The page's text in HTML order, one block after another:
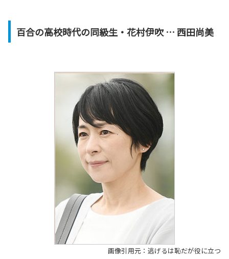
百合の高校時代の同級生・花村伊吹 … 西田尚美
画像引用元：逃げるは恥だが役に立つ